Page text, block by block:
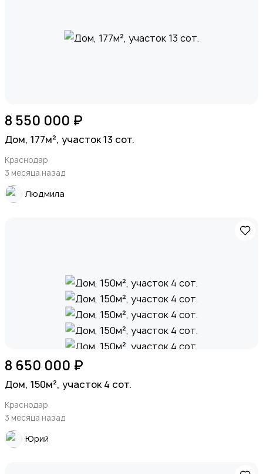
8 550 000 ₽
Дом, 177м², участок 13 сот.
Краснодар
3 месяца назад
Людмила
8 650 000 ₽
Дом, 150м², участок 4 сот.
Краснодар
3 месяца назад
Юрий